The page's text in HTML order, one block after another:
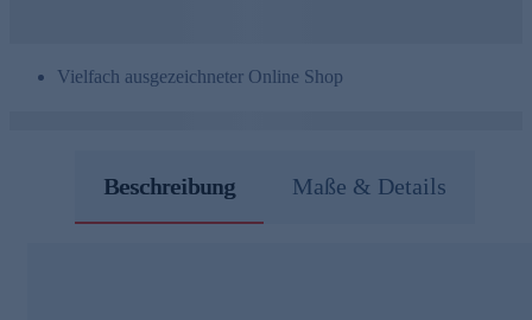
Vielfach ausgezeichneter Online Shop
Beschreibung Maße & Details